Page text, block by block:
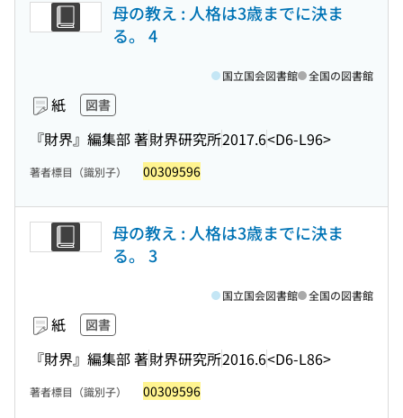
母の教え : 人格は3歳までに決ま
る。 4
紙 図書
『財界』編集部 著財界研究所2017.6<D6-L96>
国立国会図書館 全国の図書館
著者標目（識別子） 00309596
母の教え : 人格は3歳までに決ま
る。 3
紙 図書
『財界』編集部 著財界研究所2016.6<D6-L86>
国立国会図書館 全国の図書館
著者標目（識別子） 00309596